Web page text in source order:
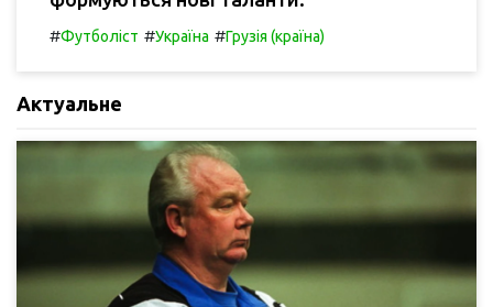
#Футболіст #Україна #Грузія (країна)
Актуальне